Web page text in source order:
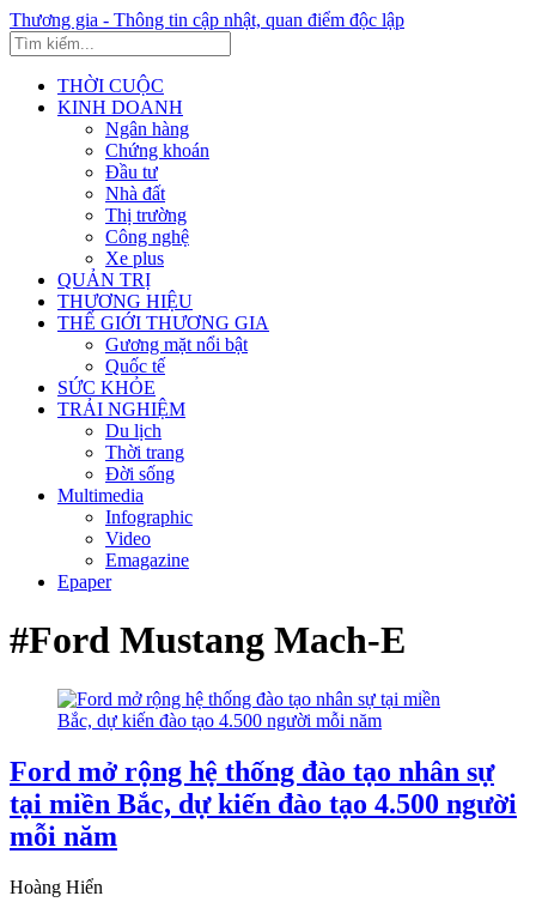
Thương gia - Thông tin cập nhật, quan điểm độc lập
THỜI CUỘC
KINH DOANH
Ngân hàng
Chứng khoán
Đầu tư
Nhà đất
Thị trường
Công nghệ
Xe plus
QUẢN TRỊ
THƯƠNG HIỆU
THẾ GIỚI THƯƠNG GIA
Gương mặt nổi bật
Quốc tế
SỨC KHỎE
TRẢI NGHIỆM
Du lịch
Thời trang
Đời sống
Multimedia
Infographic
Video
Emagazine
Epaper
#Ford Mustang Mach-E
Ford mở rộng hệ thống đào tạo nhân sự
tại miền Bắc, dự kiến đào tạo 4.500 người
mỗi năm
Hoàng Hiển